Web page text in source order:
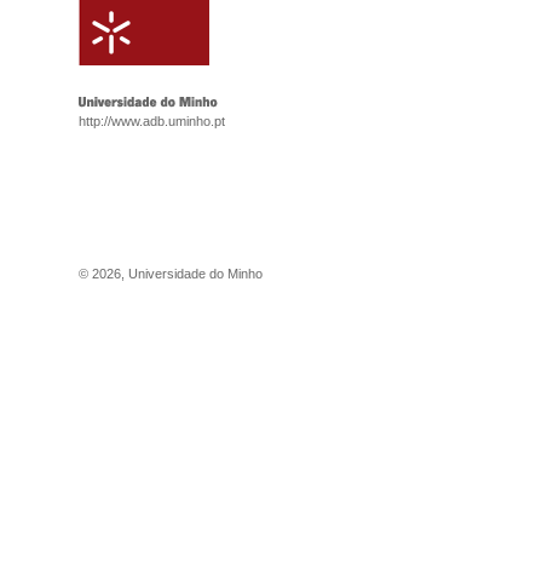
http://www.adb.uminho.pt
© 2026 Universidade do Minho